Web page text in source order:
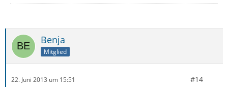
Benja
Mitglied
22. Juni 2013 um 15:51 #14